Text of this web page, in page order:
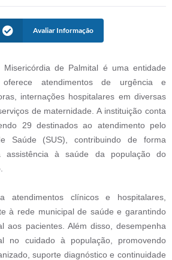
Avaliar Informação
de Palmital é uma entidade
atendimentos de urgência e
internações hospitalares em diversas
de maternidade. A instituição conta
29 destinados ao atendimento pelo
Saúde (SUS), contribuindo de forma
assistência à saúde da população do
atendimentos clínicos e hospitalares,
à rede municipal de saúde e garantindo
aos pacientes. Além disso, desempenha
no cuidado à população, promovendo
suporte diagnóstico e continuidade